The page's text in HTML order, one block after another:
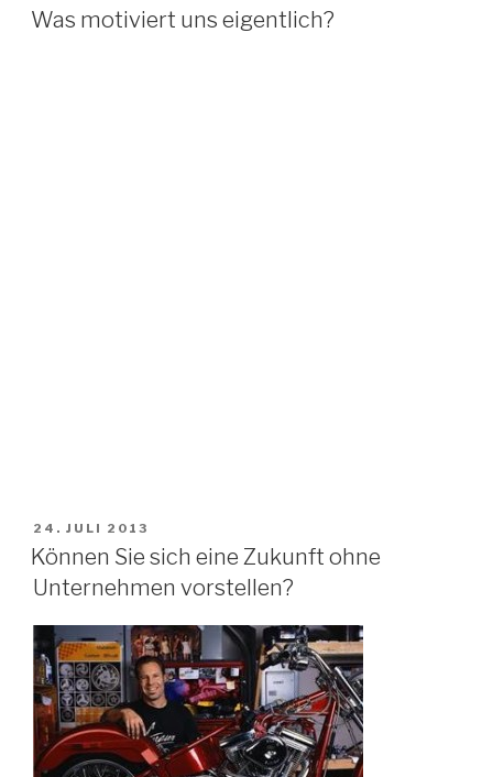
AM
Was motiviert uns eigentlich?
VERÖFFENTLICHT
AM
24. JULI 2013
Können Sie sich eine Zukunft ohne
Unternehmen vorstellen?